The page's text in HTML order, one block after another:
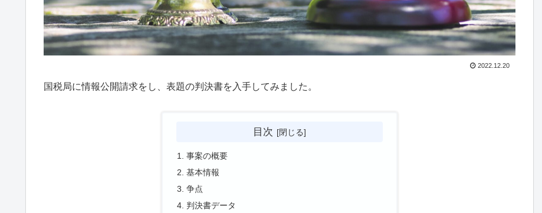
2022.12.20
国税局に情報公開請求をし、表題の判決書を入手してみました。
目次
事案の概要
基本情報
争点
判決書データ